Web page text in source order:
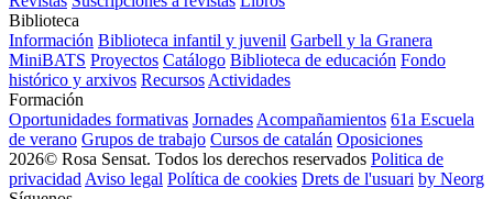
Biblioteca
Información Biblioteca infantil y juvenil Garbell y la Granera
MiniBATS Proyectos Catálogo Biblioteca de educación Fondo
histórico y arxivos Recursos Actividades
Formación
Oportunidades formativas Jornades Acompañamientos 61a Escuela
de verano Grupos de trabajo Cursos de catalán Oposiciones
2026© Rosa Sensat. Todos los derechos reservados Politica de
privacidad Aviso legal Política de cookies Drets de l'usuari by Neorg